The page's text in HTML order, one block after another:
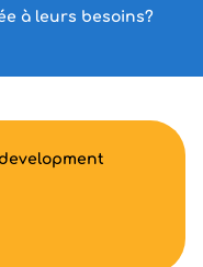
à leurs besoins?